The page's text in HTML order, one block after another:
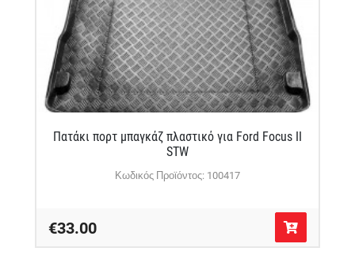
Πατάκι πορτ μπαγκάζ πλαστικό για Ford Focus II
STW
Κωδικός Προϊόντος: 100417
€33.00